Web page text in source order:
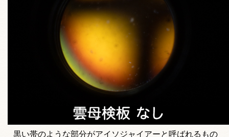
黒い帯のような部分がアイソジャイアーと呼ばれるもの